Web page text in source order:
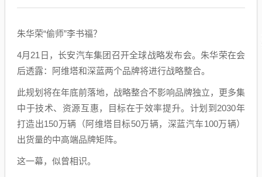
朱华荣“偷师”李书福？
4月21日，长安汽车集团召开全球战略发布会。朱华荣在会
后透露：阿维塔和深蓝两个品牌将进行战略整合。
此规划将在年底前落地，战略整合不影响品牌独立，更多集
中于技术、资源互惠，目标在于效率提升。计划到2030年
打造出150万辆（阿维塔目标50万辆，深蓝汽车100万辆）
出货量的中高端品牌矩阵。
这一幕，似曾相识。